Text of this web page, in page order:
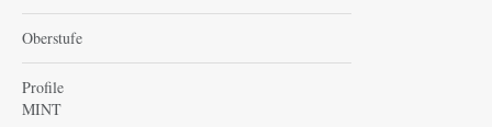
Oberstufe
Profile
MINT